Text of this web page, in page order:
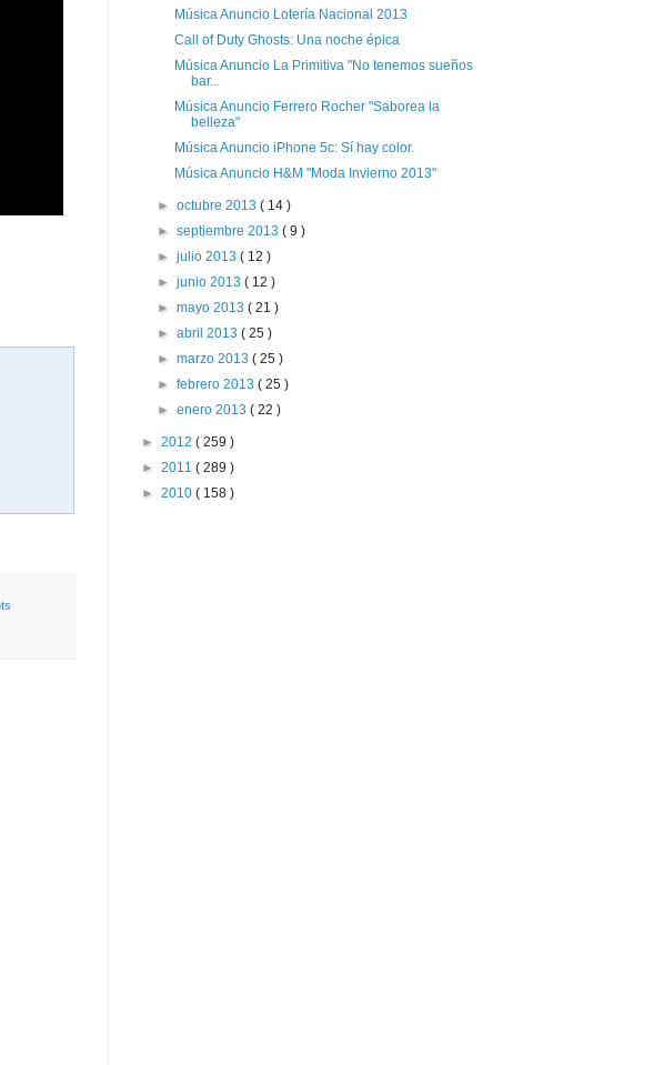
Música Anuncio Lotería Nacional 2013
Call of Duty Ghosts: Una noche épica
Música Anuncio La Primitiva "No tenemos sueños
bar...
Música Anuncio Ferrero Rocher "Saborea la
belleza"
Música Anuncio iPhone 5c: Sí hay color.
Música Anuncio H&M "Moda Invierno 2013"
►octubre 2013( 14 )
►septiembre 2013( 9 )
►julio 2013( 12 )
►junio 2013( 12 )
►mayo 2013( 21 )
►abril 2013( 25 )
►marzo 2013( 25 )
►febrero 2013( 25 )
►enero 2013( 22 )
► 2012 ( 259 )
► 2011 ( 289 )
► 2010 ( 158 )